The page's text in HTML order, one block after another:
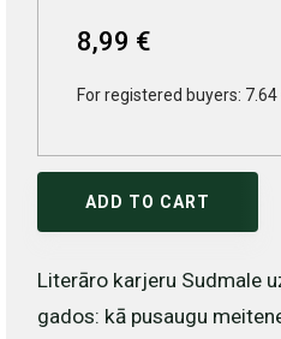
8,99 €
For registered buyers: 7.64
ADD TO CART
Literāro karjeru Sudmale
gados: kā pusaugu